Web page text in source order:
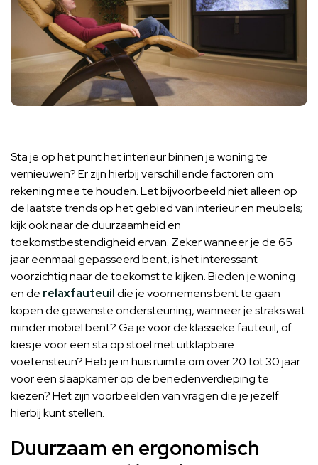
Sta je op het punt het interieur binnen je woning te
vernieuwen? Er zijn hierbij verschillende factoren om
rekening mee te houden. Let bijvoorbeeld niet alleen op
de laatste trends op het gebied van interieur en meubels;
kijk ook naar de duurzaamheid en
toekomstbestendigheid ervan. Zeker wanneer je de 65
jaar eenmaal gepasseerd bent, is het interessant
voorzichtig naar de toekomst te kijken. Bieden je woning
en de relaxfauteuildie je voornemens bent te gaan
kopen de gewenste ondersteuning, wanneer je straks wat
minder mobiel bent? Ga je voor de klassieke fauteuil, of
kies je voor een sta op stoel met uitklapbare
voetensteun? Heb je in huis ruimte om over 20 tot 30 jaar
voor een slaapkamer op de benedenverdieping te
kiezen? Het zijn voorbeelden van vragen die je jezelf
hierbij kunt stellen.
Duurzaam en ergonomisch